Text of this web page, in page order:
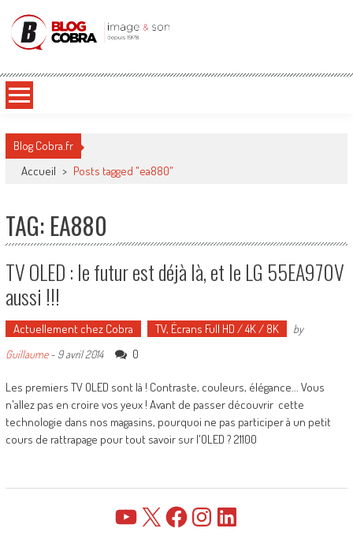
Blog Cobra
Blog Cobra.fr
Accueil > Posts tagged "ea880"
TAG: EA880
TV OLED : le futur est déjà là, et le LG 55EA970V
aussi !!!
Actuellement chez Cobra TV, Écrans Full HD / 4K / 8K
by
Guillaume- 9 avril 2014 0
Les premiers TV OLED sont là ! Contraste, couleurs, élégance... Vous
n'allez pas en croire vos yeux ! Avant de passer découvrir cette
technologie dans nos magasins, pourquoi ne pas participer à un petit
cours de rattrapage pour tout savoir sur l'OLED ? 21100
YouTube FacebookInstagramLinkedIn